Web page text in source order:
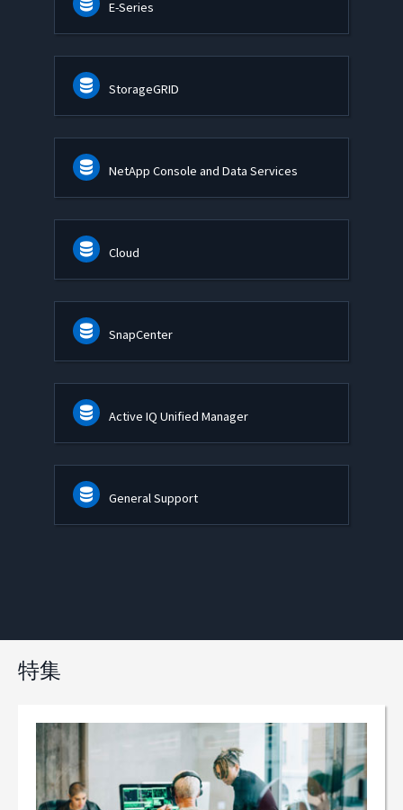
E-Series
StorageGRID
NetApp Console and Data Services
Cloud
SnapCenter
Active IQ Unified Manager
General Support
特集